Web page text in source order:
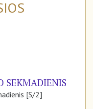
SEKMADIENIS
[S/2]